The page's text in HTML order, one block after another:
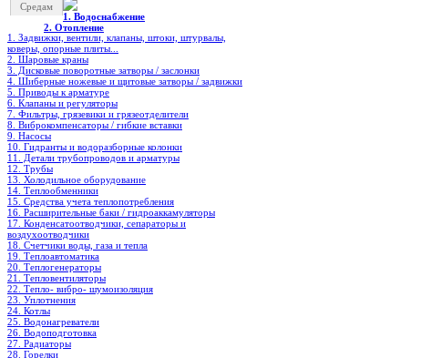
Средам
1. Водоснабжение
2. Отопление
1. Задвижки, вентили, клапаны, штоки, штурвалы,
коверы, опорные плиты...
2. Шаровые краны
3. Дисковые поворотные затворы / заслонки
4. Шиберные ножевые и щитовые затворы / задвижки
5. Приводы к арматуре
6. Клапаны и регуляторы
7. Фильтры, грязевики и грязеотделители
8. Виброкомпенсаторы / гибкие вставки
9. Насосы
10. Гидранты и водоразборные колонки
11. Детали трубопроводов и арматуры
12. Трубы
13. Холодильное oборудование
14. Теплообменники
15. Средства учета теплопотребления
16. Расширительные баки / гидроаккамуляторы
17. Конденсатоотводчики, сепараторы и
воздухоотводчики
18. Счетчики воды, газа и тепла
19. Теплоавтоматика
20. Теплогенераторы
21. Тепловентиляторы
22. Тепло- вибро- шумоизоляция
23. Уплотнения
24. Котлы
25. Водонагреватели
26. Водоподготовка
27. Радиаторы
28. Горелки